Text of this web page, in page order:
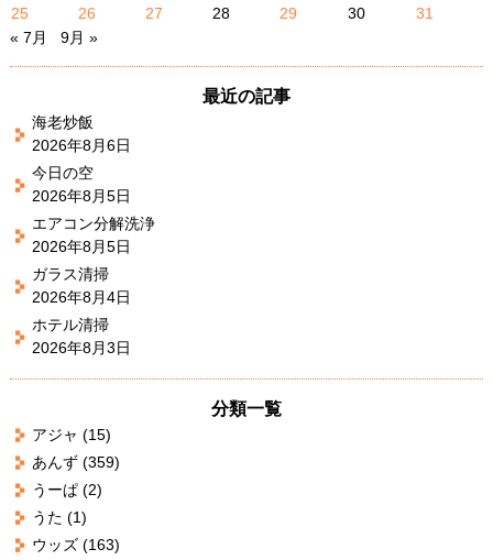
25
26 27 28 29 30
31
« 7月
9月 »
最近の記事
海老炒飯
2026年8月6日
今日の空
2026年8月5日
エアコン分解洗浄
2026年8月5日
ガラス清掃
2026年8月4日
ホテル清掃
2026年8月3日
分類一覧
アジャ (15)
あんず(359)
うーぱ(2)
うた (1)
ウッズ(163)